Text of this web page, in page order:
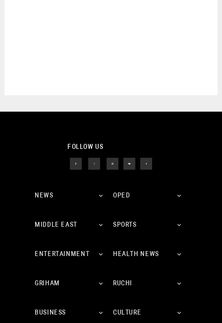
FOLLOW US
NEWS OPED
MIDDLE EAST SPORTS
ENTERTAINMENT HEALTH NEWS
GRIHAM RUCHI
BUSINESS CULTURE